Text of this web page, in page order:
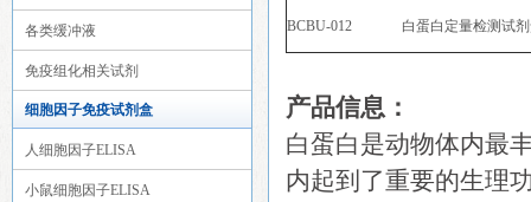
各类缓冲液
免疫组化相关试剂
细胞因子免疫试剂盒
人细胞因子ELISA
小鼠细胞因子ELISA
BCBU-012 白蛋白定量检测试
产品信息：
白蛋白是动物体内最
内起到了重要的生理